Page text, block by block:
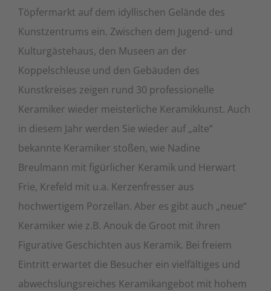
Töpfermarkt auf dem idyllischen Gelände des
Kunstzentrums ein. Zwischen dem Jugend- und
Kulturgästehaus, den Museen an der
Koppelschleuse und den Gebäuden des
Kunstkreises zeigen rund 30 professionelle
Keramiker wieder meisterliche Keramikkunst. Auch
in diesem Jahr werden Sie wieder auf „alte“
bekannte Keramiker stoßen, wie Nadine
Breulmann mit figürlicher Keramik und Herwart
Frie, Krefeld mit u.a. Kerzenfresser aus
hochwertigem Porzellan. Aber es gibt auch „neue“
Keramiker wie z.B. Anouk de Groot mit ihren
Figurative Geschichten aus Keramik. Bei freiem
Eintritt erwartet die Besucher ein vielfältiges und
abwechslungsreiches Keramikangebot mit hohem